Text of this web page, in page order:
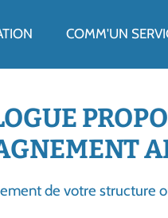
COMM'UN
de votre structure